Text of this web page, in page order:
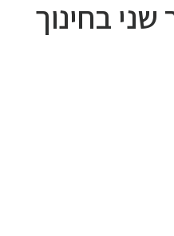
בחינוך